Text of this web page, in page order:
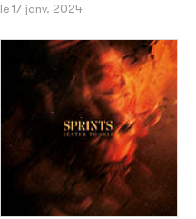
le 17 janv. 2024